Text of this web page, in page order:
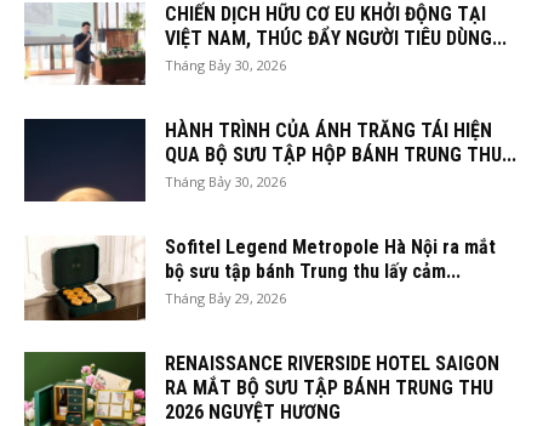
CHIẾN DỊCH HỮU CƠ EU KHỞI ĐỘNG TẠI
VIỆT NAM, THÚC ĐẨY NGƯỜI TIÊU DÙNG...
Tháng Bảy 30, 2026
HÀNH TRÌNH CỦA ÁNH TRĂNG TÁI HIỆN
QUA BỘ SƯU TẬP HỘP BÁNH TRUNG THU...
Tháng Bảy 30, 2026
Sofitel Legend Metropole Hà Nội ra mắt
bộ sưu tập bánh Trung thu lấy cảm...
Tháng Bảy 29, 2026
RENAISSANCE RIVERSIDE HOTEL SAIGON
RA MẮT BỘ SƯU TẬP BÁNH TRUNG THU
2026 NGUYỆT HƯƠNG